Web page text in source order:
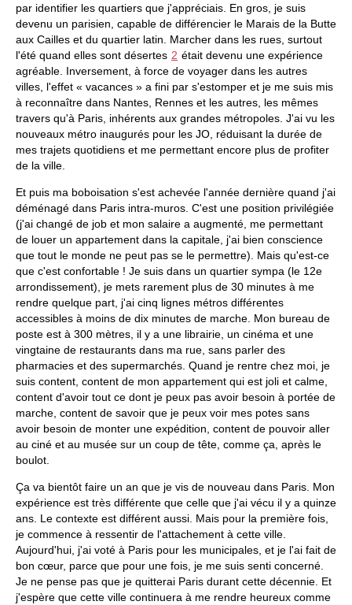
par identifier les quartiers que j'appréciais. En gros, je suis
devenu un parisien, capable de différencier le Marais de la Butte
aux Cailles et du quartier latin. Marcher dans les rues, surtout
l'été quand elles sont désertes 2 était devenu une expérience
agréable. Inversement, à force de voyager dans les autres
villes, l'effet « vacances » a fini par s'estomper et je me suis mis
à reconnaître dans Nantes, Rennes et les autres, les mêmes
travers qu'à Paris, inhérents aux grandes métropoles. J'ai vu les
nouveaux métro inaugurés pour les JO, réduisant la durée de
mes trajets quotidiens et me permettant encore plus de profiter
de la ville.
Et puis ma boboisation s'est achevée l'année dernière quand j'ai
déménagé dans Paris intra-muros. C'est une position privilégiée
(j'ai changé de job et mon salaire a augmenté, me permettant
de louer un appartement dans la capitale, j'ai bien conscience
que tout le monde ne peut pas se le permettre). Mais qu'est-ce
que c'est confortable ! Je suis dans un quartier sympa (le 12e
arrondissement), je mets rarement plus de 30 minutes à me
rendre quelque part, j'ai cinq lignes métros différentes
accessibles à moins de dix minutes de marche. Mon bureau de
poste est à 300 mètres, il y a une librairie, un cinéma et une
vingtaine de restaurants dans ma rue, sans parler des
pharmacies et des supermarchés. Quand je rentre chez moi, je
suis content, content de mon appartement qui est joli et calme,
content d'avoir tout ce dont je peux pas avoir besoin à portée de
marche, content de savoir que je peux voir mes potes sans
avoir besoin de monter une expédition, content de pouvoir aller
au ciné et au musée sur un coup de tête, comme ça, après le
boulot.
Ça va bientôt faire un an que je vis de nouveau dans Paris. Mon
expérience est très différente que celle que j'ai vécu il y a quinze
ans. Le contexte est différent aussi. Mais pour la première fois,
je commence à ressentir de l'attachement à cette ville.
Aujourd'hui, j'ai voté à Paris pour les municipales, et je l'ai fait de
bon cœur, parce que pour une fois, je me suis senti concerné.
Je ne pense pas que je quitterai Paris durant cette décennie. Et
j'espère que cette ville continuera à me rendre heureux comme